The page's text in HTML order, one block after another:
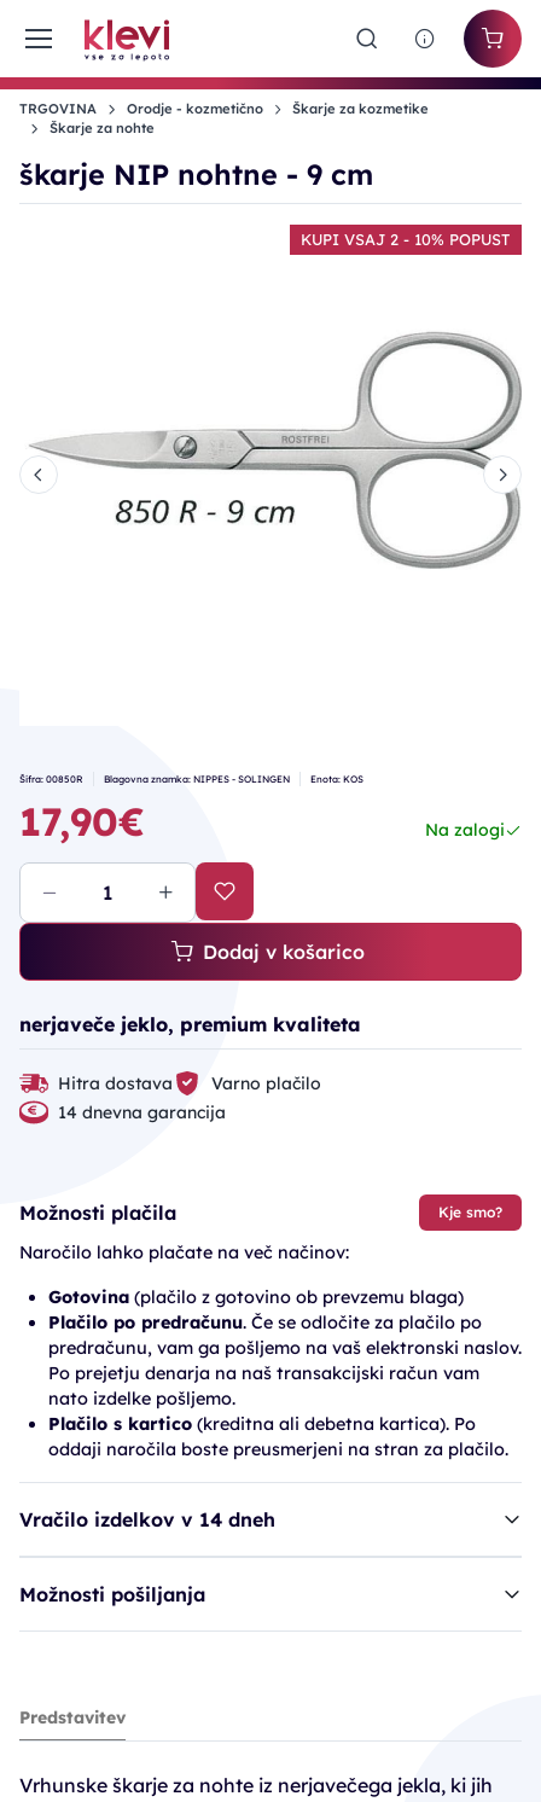
TRGOVINA Orodje - kozmetično
Škarje za kozmetike
Škarje za nohte
škarje NIP nohtne - 9 cm
KUPI VSAJ 2 - 10% POPUST
Šifra: 00850R Blagovna znamka: NIPPES - SOLINGEN Enota: KOS
17,90€ Na zalogi
Dodaj v košarico
nerjaveče jeklo, premium kvaliteta
Hitra dostava
Varno plačilo
14 dnevna garancija
Možnosti plačila Kje smo?
Naročilo lahko plačate na več načinov:
Gotovina (plačilo z gotovino ob prevzemu blaga)
Plačilo po predračunu. Če se odločite za plačilo po
predračunu, vam ga pošljemo na vaš elektronski naslov.
Po prejetju denarja na naš transakcijski račun vam
nato izdelke pošljemo.
Plačilo s kartico (kreditna ali debetna kartica). Po
oddaji naročila boste preusmerjeni na stran za plačilo.
Vračilo izdelkov v 14 dneh
Možnosti pošiljanja
škarje NIP nohtne - 9 cm
17,90€
Predstavitev
Vrhunske škarje za nohte iz nerjavečega jekla, ki jih